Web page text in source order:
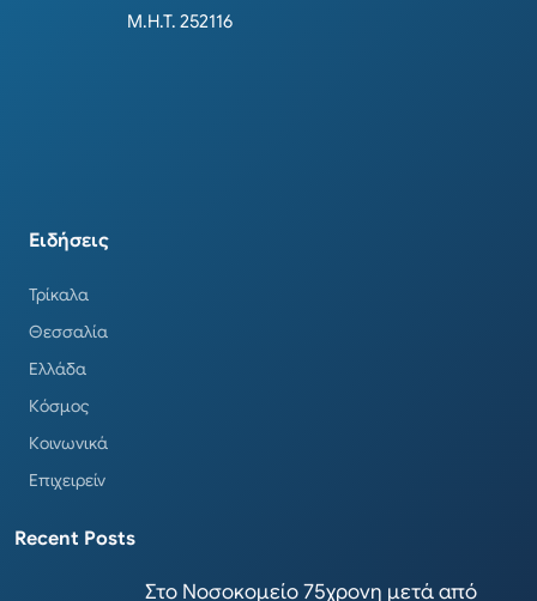
Μ.Η.Τ. 252116
Ειδήσεις
Τρίκαλα
Θεσσαλία
Ελλάδα
Κόσμος
Κοινωνικά
Επιχειρείν
Recent Posts
Στο Νοσοκομείο 75χρονη μετά από